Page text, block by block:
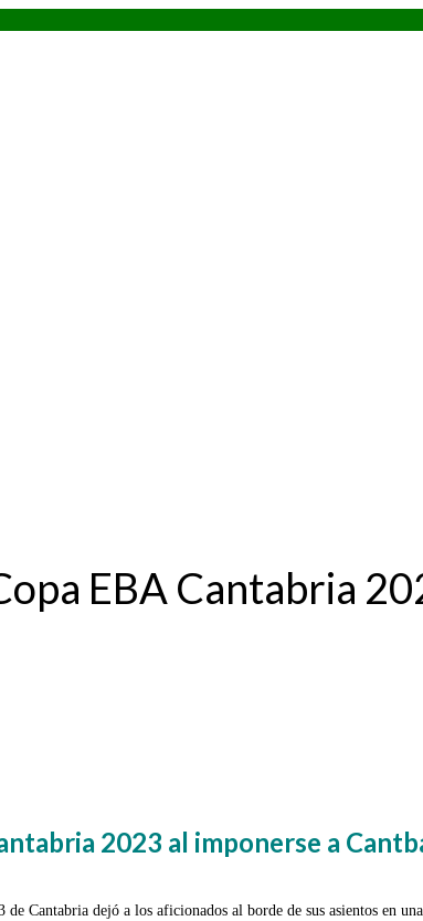
EBA Cantabria
2023 al imponerse a
Cantabria dejó a los aficionados al borde de sus asientos en